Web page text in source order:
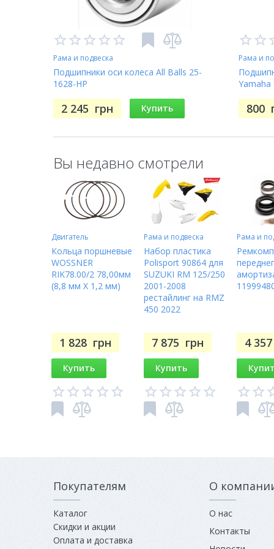
Рама и подвеска
Подшипники оси колеса All Balls 25-
1628-HP
2 245 грн Купить
Рама и
Yamaha
WBK-
800
Вы недавно смотрели
Двигатель
Кольца поршневые
WOSSNER
RIK78.00/2 78,00мм
(8,8 мм X 1,2 мм)
1 828 грн
Купить
Рама и подвеска
Набор пластика
Polisport 90864 для
SUZUKI RM 125/250
2001-2008
рестайлинг на RMZ
450 2022
7 875 грн
Купить
Рама и
4 357
Покупателям
Каталог
Скидки и акции
Оплата и доставка
О
О нас
Контакты